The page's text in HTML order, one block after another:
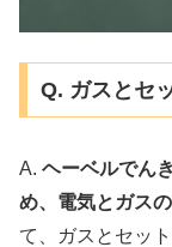
Q. ガスとセ
A. ヘーベルでん
め、電気とガス
て、ガスとセッ